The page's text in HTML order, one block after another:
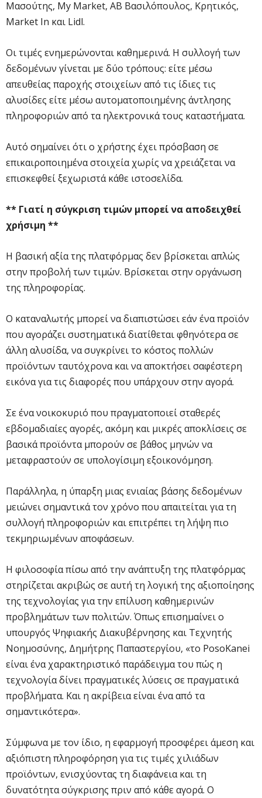
Μασούτης, My Market, ΑΒ Βασιλόπουλος, Κρητικός,
Market In και Lidl.
Οι τιμές ενημερώνονται καθημερινά. Η συλλογή των
δεδομένων γίνεται με δύο τρόπους: είτε μέσω
απευθείας παροχής στοιχείων από τις ίδιες τις
αλυσίδες είτε μέσω αυτοματοποιημένης άντλησης
πληροφοριών από τα ηλεκτρονικά τους καταστήματα.
Αυτό σημαίνει ότι ο χρήστης έχει πρόσβαση σε
επικαιροποιημένα στοιχεία χωρίς να χρειάζεται να
επισκεφθεί ξεχωριστά κάθε ιστοσελίδα.
** Γιατί η σύγκριση τιμών μπορεί να αποδειχθεί
χρήσιμη **
Η βασική αξία της πλατφόρμας δεν βρίσκεται απλώς
στην προβολή των τιμών. Βρίσκεται στην οργάνωση
της πληροφορίας.
Ο καταναλωτής μπορεί να διαπιστώσει εάν ένα προϊόν
που αγοράζει συστηματικά διατίθεται φθηνότερα σε
άλλη αλυσίδα, να συγκρίνει το κόστος πολλών
προϊόντων ταυτόχρονα και να αποκτήσει σαφέστερη
εικόνα για τις διαφορές που υπάρχουν στην αγορά.
Σε ένα νοικοκυριό που πραγματοποιεί σταθερές
εβδομαδιαίες αγορές, ακόμη και μικρές αποκλίσεις σε
βασικά προϊόντα μπορούν σε βάθος μηνών να
μεταφραστούν σε υπολογίσιμη εξοικονόμηση.
Παράλληλα, η ύπαρξη μιας ενιαίας βάσης δεδομένων
μειώνει σημαντικά τον χρόνο που απαιτείται για τη
συλλογή πληροφοριών και επιτρέπει τη λήψη πιο
τεκμηριωμένων αποφάσεων.
Η φιλοσοφία πίσω από την ανάπτυξη της πλατφόρμας
στηρίζεται ακριβώς σε αυτή τη λογική της αξιοποίησης
της τεχνολογίας για την επίλυση καθημερινών
προβλημάτων των πολιτών. Όπως επισημαίνει ο
υπουργός Ψηφιακής Διακυβέρνησης και Τεχνητής
Νοημοσύνης, Δημήτρης Παπαστεργίου, «το PosoKanei
είναι ένα χαρακτηριστικό παράδειγμα του πώς η
τεχνολογία δίνει πραγματικές λύσεις σε πραγματικά
προβλήματα. Και η ακρίβεια είναι ένα από τα
σημαντικότερα».
Σύμφωνα με τον ίδιο, η εφαρμογή προσφέρει άμεση και
αξιόπιστη πληροφόρηση για τις τιμές χιλιάδων
προϊόντων, ενισχύοντας τη διαφάνεια και τη
δυνατότητα σύγκρισης πριν από κάθε αγορά. Ο